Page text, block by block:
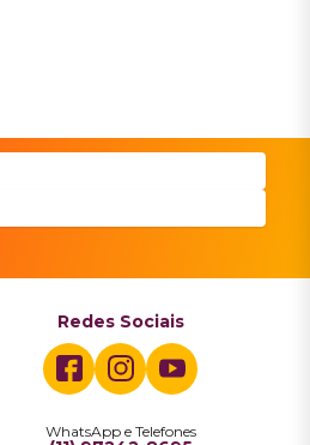
Redes Sociais
WhatsApp e Telefones